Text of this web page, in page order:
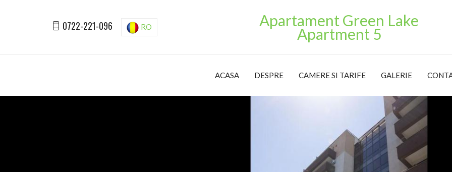
0722-221-096 RO Apartament Green Lake
Apartment 5
ACASA DESPRE CAMERE SI TARIFE GALERIE